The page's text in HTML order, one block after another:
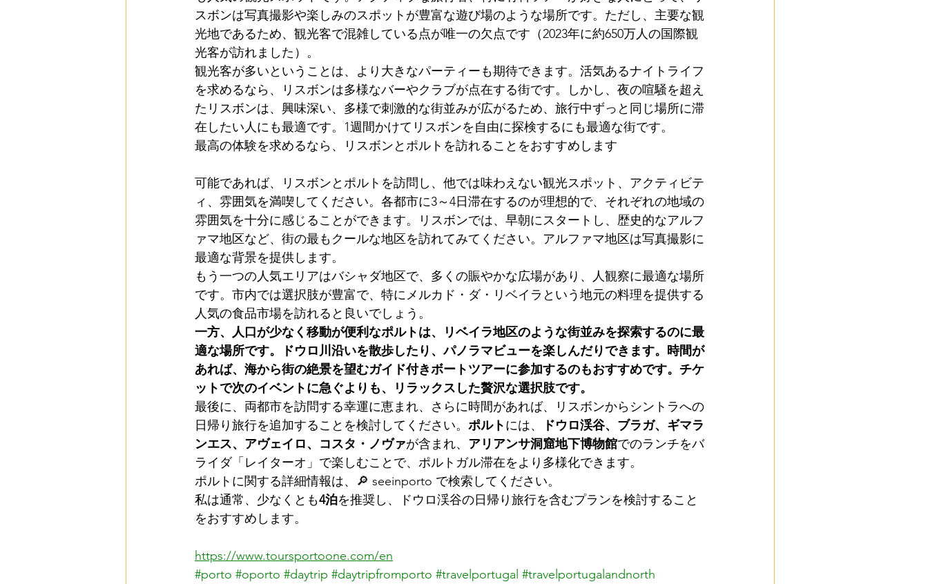
スボンは写真撮影や楽しみのスポットが豊富な遊び場のような場所です。ただし、主要な観
光地であるため、観光客で混雑している点が唯一の欠点です（2023年に約650万人の国際観
光客が訪れました）。
観光客が多いということは、より大きなパーティーも期待できます。活気あるナイトライフ
を求めるなら、リスボンは多様なバーやクラブが点在する街です。しかし、夜の喧騒を超え
たリスボンは、興味深い、多様で刺激的な街並みが広がるため、旅行中ずっと同じ場所に滞
在したい人にも最適です。1週間かけてリスボンを自由に探検するにも最適な街です。
最高の体験を求めるなら、リスボンとポルトを訪れることをおすすめします
可能であれば、リスボンとポルトを訪問し、他では味わえない観光スポット、アクティビテ
ィ、雰囲気を満喫してください。各都市に3～4日滞在するのが理想的で、それぞれの地域の
雰囲気を十分に感じることができます。リスボンでは、早朝にスタートし、歴史的なアルフ
ァマ地区など、街の最もクールな地区を訪れてみてください。アルファマ地区は写真撮影に
最適な背景を提供します。
もう一つの人気エリアはバシャダ地区で、多くの賑やかな広場があり、人観察に最適な場所
です。市内では選択肢が豊富で、特にメルカド・ダ・リベイラという地元の料理を提供する
人気の食品市場を訪れると良いでしょう。
一方、人口が少なく移動が便利なポルトは、リベイラ地区のような街並みを探索するのに最
適な場所です。ドウロ川沿いを散歩したり、パノラマビューを楽しんだりできます。時間が
あれば、海から街の絶景を望むガイド付きボートツアーに参加するのもおすすめです。チケ
ットで次のイベントに急ぐよりも、リラックスした贅沢な選択肢です。
最後に、両都市を訪問する幸運に恵まれ、さらに時間があれば、リスボンからシントラへの
日帰り旅行を追加することを検討してください。 ポルトには、
ドウロ渓谷、ブラガ、ギマラ
ンエス、アヴェイロ、コスタ・ノヴァが含まれ、 アリアンサ洞窟地下博物館でのランチをバ
ライダ「レイターオ」で楽しむことで、ポルトガル滞在をより多様化できます。
ポルトに関する詳細情報は、🔎 seeinporto で検索してください。
私は通常、少なくとも4泊を推奨し、ドウロ渓谷の日帰り旅行を含むプランを検討すること
をおすすめします。
https://www.toursportoone.com/en
#porto #oporto #daytrip #daytripfromporto #travelportugal #travelportugalandnorth